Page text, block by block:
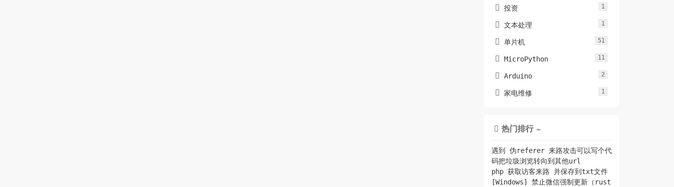
 投资 1
 文本处理 1
 单片机 51
 MicroPython 11
 Arduino 2
 家电维修 1
 热门排行 ~
遇到 伪referer 来路攻击可以写个代
码把垃圾浏览转向到其他url
php 获取访客来路 并保存到txt文件
[Windows] 禁止微信强制更新（rust